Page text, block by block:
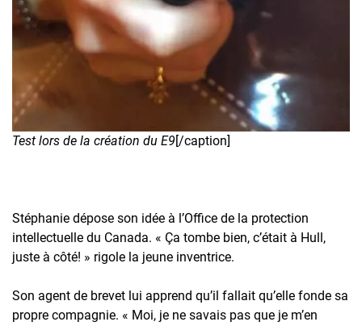
Test lors de la création du E9 [/caption]
Stéphanie dépose son idée à l’Office de la protection
intellectuelle du Canada. « Ça tombe bien, c’était à Hull,
juste à côté! » rigole la jeune inventrice.
Son agent de brevet lui apprend qu’il fallait qu’elle fonde sa
propre compagnie. « Moi, je ne savais pas que je m’en